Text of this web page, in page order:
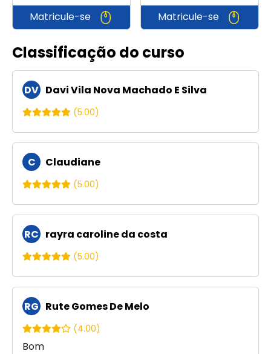
Matricule-se Matricule-se
Classificação do curso
DV Davi Vila Nova Machado E Silva
(5.00)
C Claudiane
(5.00)
RC rayra caroline da costa
(5.00)
RG Rute Gomes De Melo
(4.00)
Bom